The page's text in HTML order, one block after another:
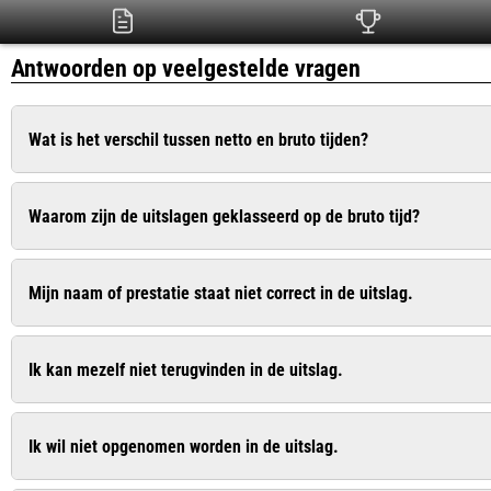
Antwoorden op veelgestelde vragen
Wat is het verschil tussen netto en bruto tijden?
De bruto tijd is de officiële tijd die ingaat op het moment dat
is de zuivere tijd die pas ingaat op het moment dat u de startlijn
Waarom zijn de uitslagen geklasseerd op de bruto tijd?
Dit is conform het wedstrijdreglement van de Atletiekunie. Bij
recreanten wel op de netto tijd geklasseerd. In de uitslag
Mijn naam of prestatie staat niet correct in de uitslag.
Geef dit door aan de organisatie. De contactgegevens vindt u
Ik kan mezelf niet terugvinden in de uitslag.
Geef dit door aan de organisatie. De contactgegevens vindt u
Ik wil niet opgenomen worden in de uitslag.